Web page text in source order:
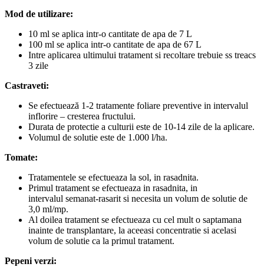
Mod de utilizare:
10 ml se aplica intr-o cantitate de apa de 7 L
100 ml se aplica intr-o cantitate de apa de 67 L
Intre aplicarea ultimului tratament si recoltare trebuie ss treacs
3 zile
Castraveti:
Se efectuează 1-2 tratamente foliare preventive in intervalul
inflorire – cresterea fructului.
Durata de protectie a culturii este de 10-14 zile de la aplicare.
Volumul de solutie este de 1.000 l/ha.
Tomate:
Tratamentele se efectueaza la sol, in rasadnita.
Primul tratament se efectueaza in rasadnita, in
intervalul semanat-rasarit si necesita un volum de solutie de
3,0 ml/mp.
Al doilea tratament se efectueaza cu cel mult o saptamana
inainte de transplantare, la aceeasi concentratie si acelasi
volum de solutie ca la primul tratament.
Pepeni verzi: